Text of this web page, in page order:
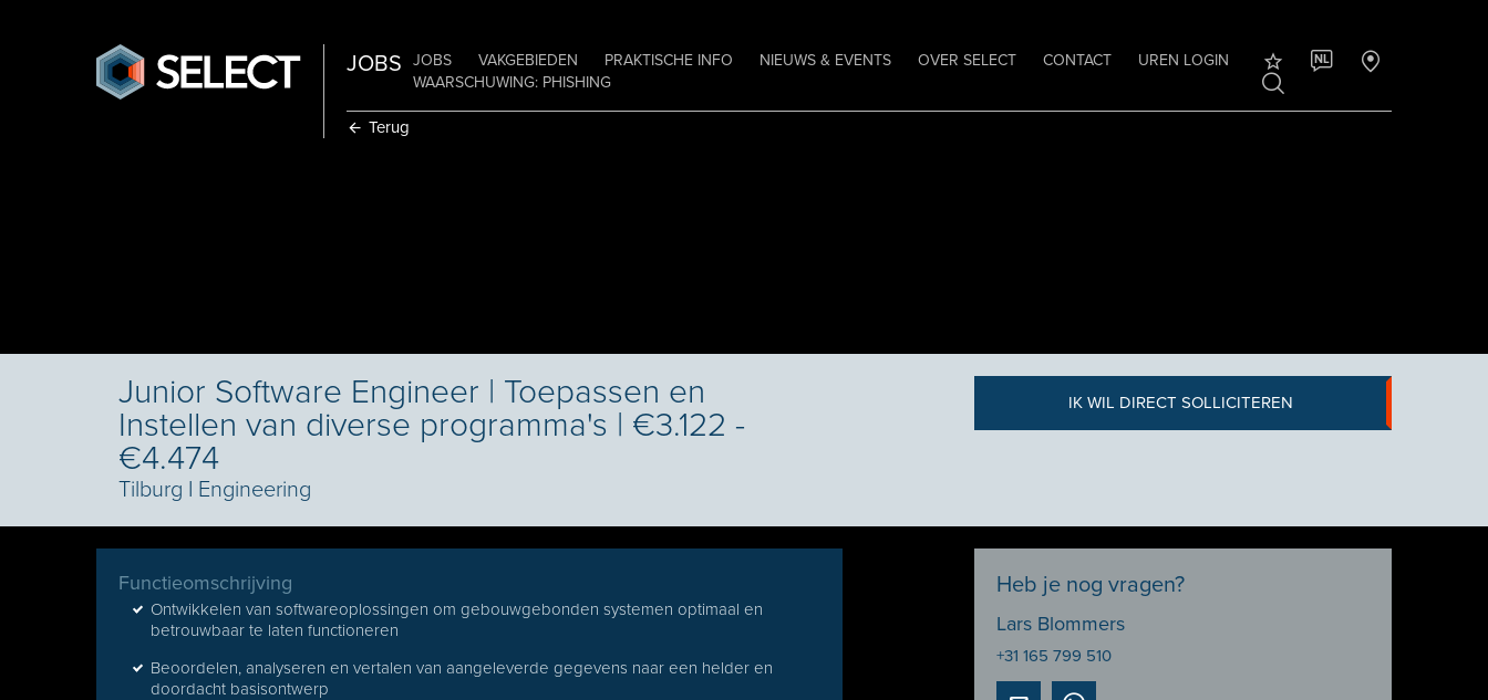
JOBS JOBS VAKGEBIEDEN PRAKTISCHE INFO NIEUWS & EVENTS OVER SELECT CONTACT
UREN LOGIN
WAARSCHUWING: PHISHING
NL
Terug
Junior Software Engineer | Toepassen en
Instellen van diverse programma's | €3.122 -
€4.474
Tilburg I Engineering
IK WIL DIRECT SOLLICITEREN
Functieomschrijving
Ontwikkelen van softwareoplossingen om gebouwgebonden systemen optimaal en
betrouwbaar te laten functioneren
Beoordelen, analyseren en vertalen van aangeleverde gegevens naar een helder en
doordacht basisontwerp
Heb je nog vragen?
Lars Blommers
+31 165 799 510